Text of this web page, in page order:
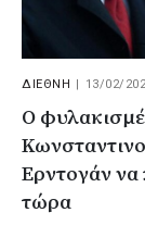
ΔΙΕΘΝΗ | 13/02/
Ο
Ερντογάν
τώρα